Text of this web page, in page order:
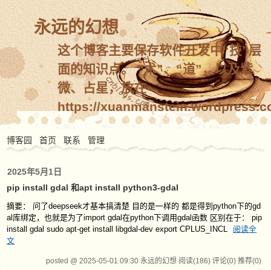
永远的幻想
这个博客主要保存软件开发中“技”层
面的知识点。 “术”、“道”，以及紫
微、占星，放在
https://
博客园 首页 联系 管理
2025年5月1日
pip install gdal 和apt install python3-gdal
摘要： 问了deepseek才基本搞清楚 目的是一样的 都是得到python下的gd
al库绑定，也就是为了import gdal在python下调用gdal函数 区别在于： pip
install gdal sudo apt-get install libgdal-dev export CPLUS_INCL
阅读全
文
posted @ 2025-05-01 09:30 永远的幻想 阅读(186) 评论(0) 推荐(0)